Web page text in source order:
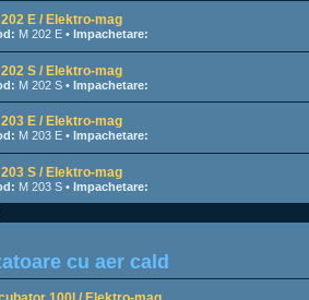
202 E / Elektro-mag
M 202 E • Impachetare:
S / Elektro-mag
M 202 S • Impachetare:
203 E / Elektro-mag
M 203 E • Impachetare:
S / Elektro-mag
M 203 S • Impachetare:
cu aer cald